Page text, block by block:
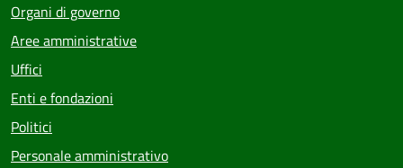
Organi di governo
Aree amministrative
Uffici
Enti e fondazioni
Politici
Personale amministrativo